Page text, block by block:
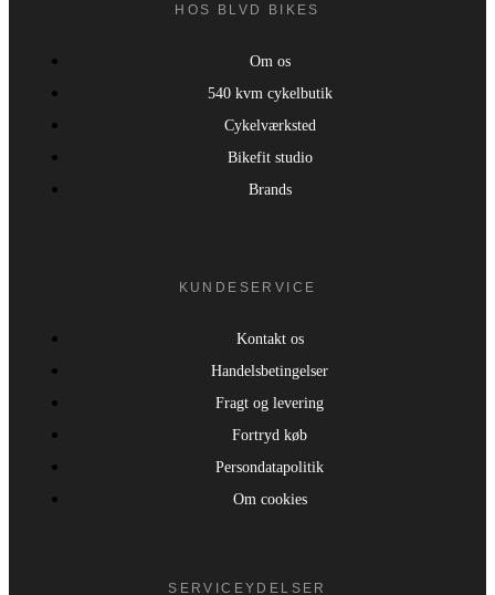
HOS BLVD BIKES
Om os
540 kvm cykelbutik
Cykelværksted
Bikefit studio
Brands
KUNDESERVICE
Kontakt os
Handelsbetingelser
Fragt og levering
Fortryd køb
Persondatapolitik
Om cookies
SERVICEYDELSER